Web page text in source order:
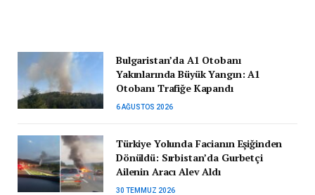
Bulgaristan’da A1 Otobanı
Yakınlarında Büyük Yangın: A1
Otobanı Trafiğe Kapandı
6 AĞUSTOS 2026
Türkiye Yolunda Facianın Eşiğinden
Dönüldü: Sırbistan’da Gurbetçi
Ailenin Aracı Alev Aldı
30 TEMMUZ 2026